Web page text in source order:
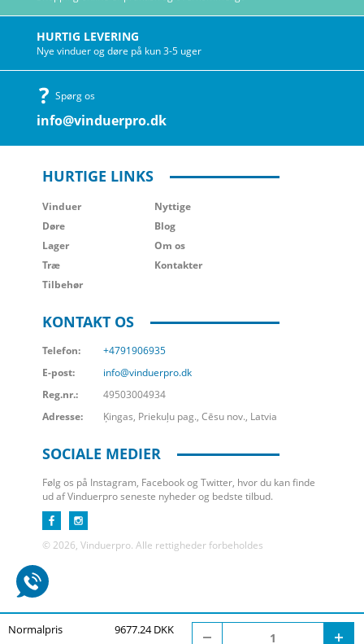
Normalpris 9677.24 DKK
HURTIG LEVERING
Nye vinduer og døre på kun 3-5 uger
Spørg os
info@vinduerpro.dk
HURTIGE LINKS
Vinduer
Døre
Lager
Træ
Tilbehør
Nyttige
Blog
Om os
Kontakter
KONTAKT OS
Telefon:
+4791906935
E-post:
info@vinduerpro.dk
Reg.nr.:
49503004934
Adresse:
Ķingas, Priekuļu pag., Cēsu nov., Latvia
SOCIALE MEDIER
Følg os på Instagram, Facebook og Twitter, hvor du kan finde
ud af Vinduerpro seneste nyheder og bedste tilbud.
© 2026, Vinduerpro. Alle rettigheder forbeholdes